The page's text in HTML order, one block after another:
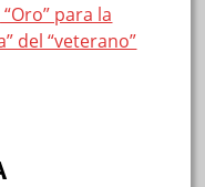
para la
del “veterano”